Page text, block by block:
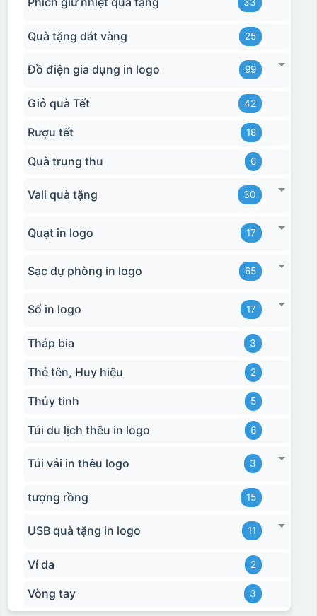
Quà tặng dát vàng 25
Đồ điện gia dụng in logo 99
Giỏ quà Tết 42
Rượu tết 18
Quà trung thu 6
Vali quà tặng 30
Quạt in logo 17
Sạc dự phòng in logo 65
Sổ in logo 17
Tháp bia 3
Thẻ tên, Huy hiệu 2
Thủy tinh 5
Túi du lịch thêu in logo 6
Túi vải in thêu logo 3
tượng rồng 15
USB quà tặng in logo 11
Ví da 2
Vòng tay 3